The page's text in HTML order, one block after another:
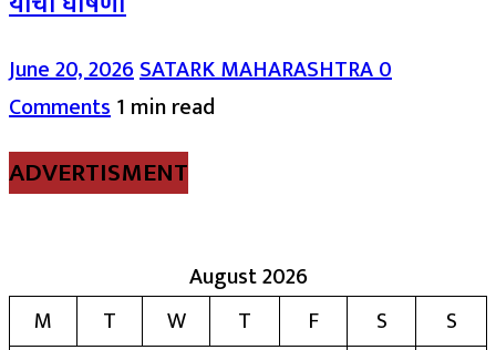
June 20, 2026SATARK MAHARASHTRA0
Comments1 min read
ADVERTISMENT
August 2026
M
T W T F S
S